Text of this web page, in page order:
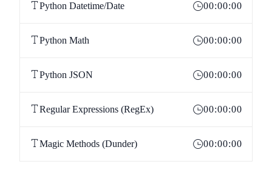
Python Datetime/Date 00:00:00
Python Math 00:00:00
Python JSON 00:00:00
Regular Expressions (RegEx) 00:00:00
Magic Methods (Dunder) 00:00:00